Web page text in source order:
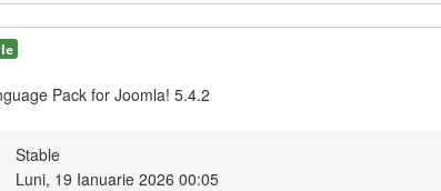
Pack for Joomla! 5.4.2
Stable
Luni, 19 Ianuarie 2026 00:05